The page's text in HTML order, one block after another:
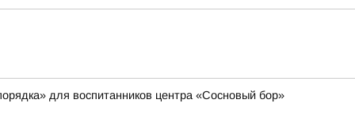
для воспитанников центра «Сосновый бор»